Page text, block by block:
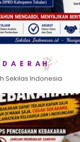
Sekilas Indonesia